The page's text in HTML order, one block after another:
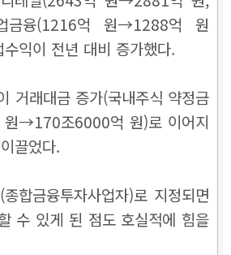
융(1216억 원→1288억 원
익이 전년 대비 증가했다.
거래대금 증가(국내주식 약정금
→170조6000억 원)로 이어지
끌었다.
합금융투자사업자)로 지정되면
수 있게 된 점도 호실적에 힘을